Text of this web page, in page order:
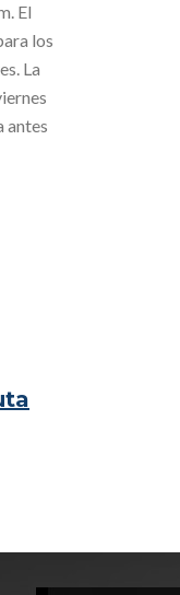
El
los
La
antes